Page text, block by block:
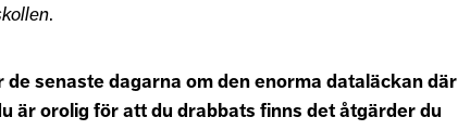
.
senaste dagarna om den enorma dataläckan där
är orolig för att du drabbats finns det åtgärder du